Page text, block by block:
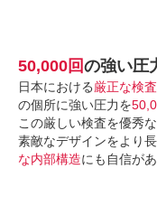
50,000回の強い圧
日本における厳正な検
の個所に強い圧力を
この厳しい検査を優秀
素敵なデザインをより
な内部構造にも自信があ